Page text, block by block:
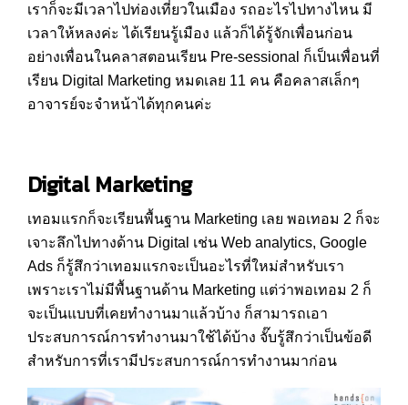
เราก็จะมีเวลาไปท่องเที่ยวในเมือง รถอะไรไปทางไหน มี
เวลาให้หลงค่ะ ได้เรียนรู้เมือง แล้วก็ได้รู้จักเพื่อนก่อน
อย่างเพื่อนในคลาสตอนเรียน Pre-sessional ก็เป็นเพื่อนที่
เรียน Digital Marketing หมดเลย 11 คน คือคลาสเล็กๆ
อาจารย์จะจำหน้าได้ทุกคนค่ะ
Digital Marketing
เทอมแรกก็จะเรียนพื้นฐาน Marketing เลย พอเทอม 2 ก็จะ
เจาะลึกไปทางด้าน Digital เช่น Web analytics, Google
Ads ก็รู้สึกว่าเทอมแรกจะเป็นอะไรที่ใหม่สำหรับเรา
เพราะเราไม่มีพื้นฐานด้าน Marketing แต่ว่าพอเทอม 2 ก็
จะเป็นแบบที่เคยทำงานมาแล้วบ้าง ก็สามารถเอา
ประสบการณ์การทำงานมาใช้ได้บ้าง จั๊บรู้สึกว่าเป็นข้อดี
สำหรับการที่เรามีประสบการณ์การทำงานมาก่อน